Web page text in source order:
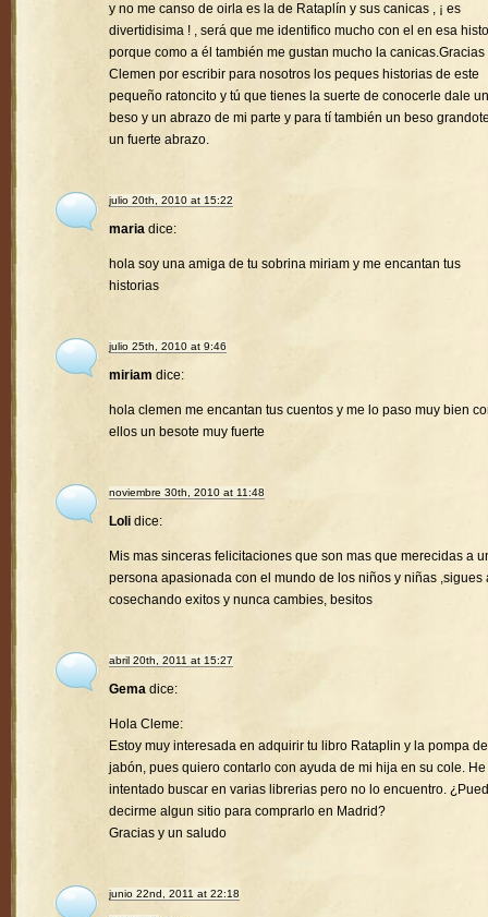
y no me canso de oirla es la de Rataplín y sus canicas , ¡ es
divertidisima ! , será que me identifico mucho con el en esa
porque como a él también me gustan mucho la canicas.Gracias
Clemen por escribir para nosotros los peques historias de este
pequeño ratoncito y tú que tienes la suerte de conocerle dale un
beso y un abrazo de mi parte y para tí también un beso
un fuerte abrazo.
julio 20th, 2010 at 15:22
maria dice:
hola soy una amiga de tu sobrina miriam y me encantan tus
historias
julio 25th, 2010 at 9:46
miriam dice:
hola clemen me encantan tus cuentos y me lo paso muy bien
ellos un besote muy fuerte
noviembre 30th, 2010 at 11:48
Loli dice:
Mis mas sinceras felicitaciones que son mas que merecidas a
persona apasionada con el mundo de los niños y niñas ,sigues
cosechando exitos y nunca cambies, besitos
abril 20th, 2011 at 15:27
Gema dice:
Hola Cleme:
Estoy muy interesada en adquirir tu libro Rataplin y la pompa de
jabón, pues quiero contarlo con ayuda de mi hija en su cole. He
intentado buscar en varias librerias pero no lo encuentro.
decirme algun sitio para comprarlo en Madrid?
Gracias y un saludo
junio 22nd, 2011 at 22:18